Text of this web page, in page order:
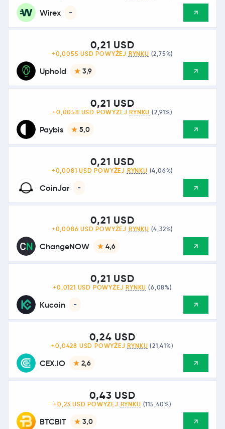
Wirex -
Uphold 3,9
0,21 USD
+0,0055 USD POWYŻEJ RYNKU (2,75%)
Paybis 5,0
0,21 USD
+0,0058 USD POWYŻEJ RYNKU (2,91%)
CoinJar -
0,21 USD
+0,0081 USD POWYŻEJ RYNKU (4,06%)
ChangeNOW 4,6
0,21 USD
+0,0086 USD POWYŻEJ RYNKU (4,32%)
Kucoin -
0,21 USD
+0,0121 USD POWYŻEJ RYNKU (6,08%)
CEX.IO 2,6
0,24 USD
+0,0428 USD POWYŻEJ RYNKU (21,41%)
BTCBIT 3,0
0,43 USD
+0,23 USD POWYŻEJ RYNKU (115,40%)